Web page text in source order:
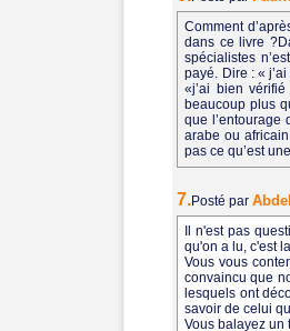
Comment
dans ce livre
spécialistes
payé. Dire : «
«j’ai bien
beaucoup plus
que l’entourage
arabe ou
pas ce qu’est
7.Posté par
Il n'est pas
qu'on a lu, c'est
Vous vous
convaincu que
lesquels ont
savoir de celui
Vous balayez un